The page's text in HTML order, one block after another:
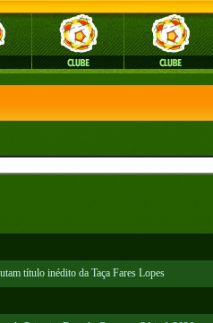
título inédito da Taça Fares Lopes